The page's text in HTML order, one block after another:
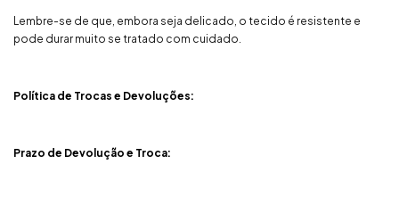
Lembre-se de que, embora seja delicado, o tecido é resistente e
pode durar muito se tratado com cuidado.
Política de Trocas e Devoluções:
Prazo de Devolução e Troca: